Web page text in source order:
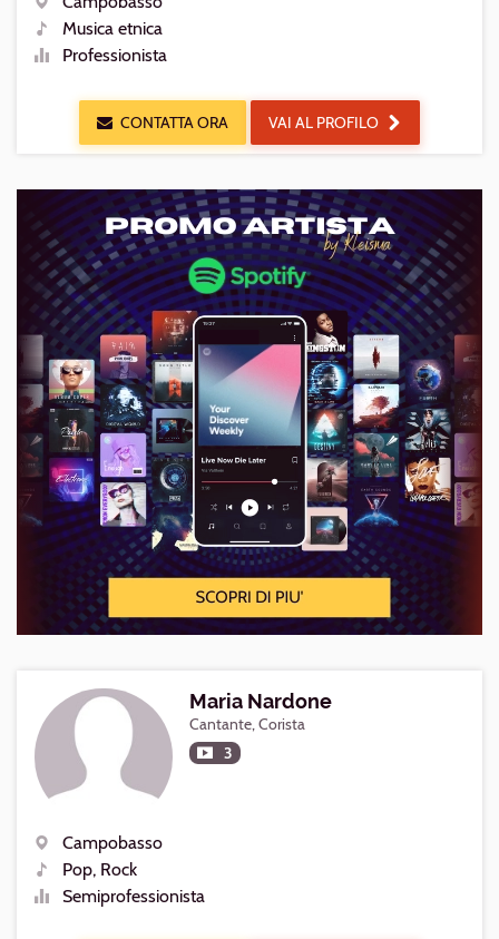
Luogo
Generi
Musica etnica
Professionista
CONTATTA ORA VAI AL PROFILO
Maria Nardone
Cantante, Corista
3
Luogo
Campobasso
Generi
Pop, Rock
Semiprofessionista